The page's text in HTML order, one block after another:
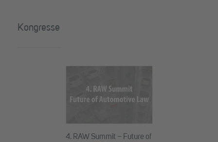
Kongresse
4. RAW Summit – Future of